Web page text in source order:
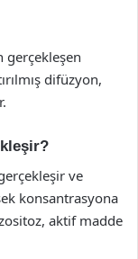
gerçekleşen
difüzyon,
ve
konsantrasyona
aktif madde